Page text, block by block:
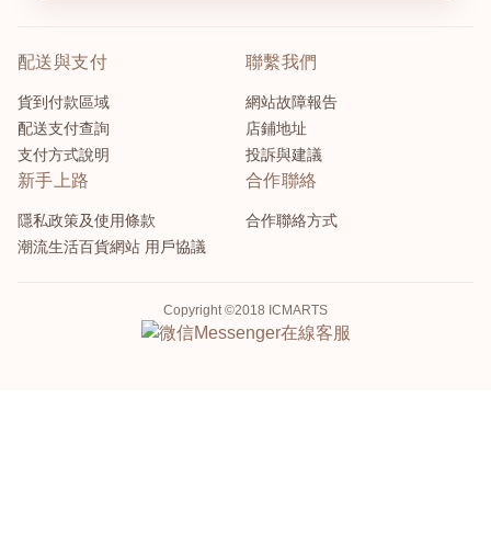
配送與支付
貨到付款區域
配送支付查詢
支付方式說明
聯繫我們
網站故障報告
店鋪地址
投訴與建議
新手上路
隱私政策及使用條款
潮流生活百貨網站 用戶協議
合作聯絡
合作聯絡方式
Copyright ©2018 ICMARTS
Messenger在線客服